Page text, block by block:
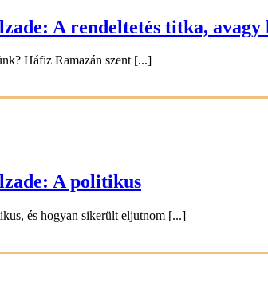
A rendeltetés titka, avagy
Háfiz Ramazán szent [...]
A politikus
és hogyan sikerült eljutnom [...]